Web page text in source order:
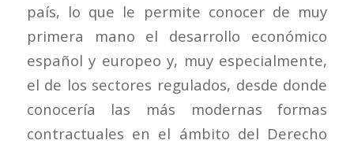
país, lo que le permite conocer de muy
primera mano el desarrollo económico
español y europeo y, muy especialmente,
el de los sectores regulados, desde donde
conocería las más modernas formas
contractuales en el ámbito del Derecho